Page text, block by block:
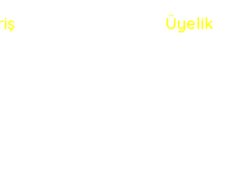
Üyelik